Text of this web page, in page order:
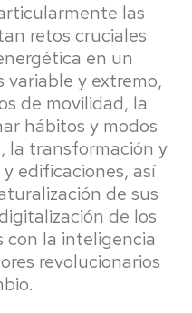
las
retos cruciales
en un
y extremo,
de movilidad, la
hábitos y modos
la transformación y
edificaciones, así
de sus
de los
con la inteligencia
revolucionarios